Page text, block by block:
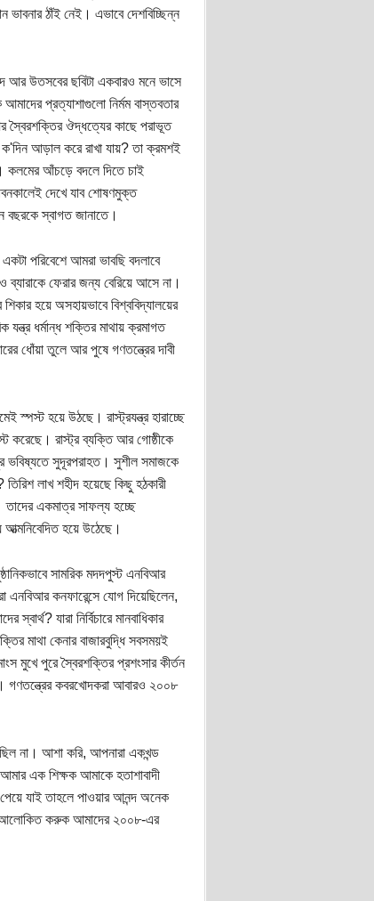
ঠাঁই নেই। এভাবে দেশবিচ্ছিন্ন
আর উতসবের ছবিটা একবারও মনে ভাসে
প্রত্যাশাগুলো নির্মম বাস্তবতার
স্বৈরশক্তির ঔদ্ধত্যের কাছে পরাভূত
আড়াল করে রাখা যায়? তা ক্রমশই
কলমের আঁচড়ে বদলে দিতে চাই
দেখে যাব শোষণমুক্ত
বছরকে স্বাগত জানাতে।
পরিবেশে আমরা ভাবছি বদলাবে
ব্যারাকে ফেরার জন্য বেরিয়ে আসে না।
হয়ে অসহায়ভাবে বিশ্ববিদ্যালয়ের
ধর্মান্ধ শক্তির মাথায় ক্রমাগত
ধোঁয়া তুলে আর পুষে গণতন্ত্রের দাবী
স্পস্ট হয়ে উঠছে। রাস্ট্রযন্ত্র হারাচ্ছে
করেছে। রাস্ট্র ব্যক্তি আর গোষ্ঠীকে
ভবিষ্যতে সুদূরপরাহত। সুশীল সমাজকে
লাখ শহীদ হয়েছে কিছু হঠকারী
তাদের একমাত্র সাফল্য হচ্ছে
আত্মনিবেদিত হয়ে উঠেছে।
সামরিক মদদপুস্ট এনবিআর
কনফারেন্সে যোগ দিয়েছিলেন,
যারা নির্বিচারে মানবাধিকার
মাথা কেনার বাজারবুদ্ধি সবসময়ই
মুখে পুরে স্বৈরশক্তির প্রশংসার কীর্তন
গণতন্ত্রের কবরখোদকরা আবারও ২০০৮
না। আশা করি, আপনারা একখন্ড
এক শিক্ষক আমাকে হতাশাবাদী
যাই তাহলে পাওয়ার আনন্দ অনেক
আলোকিত করুক আমাদের ২০০৮-এর